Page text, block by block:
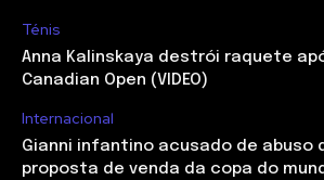
Ténis
Anna Kalinskaya destrói raquete
Canadian Open (VIDEO)
Internacional
Gianni infantino acusado de abuso
proposta de venda da copa do